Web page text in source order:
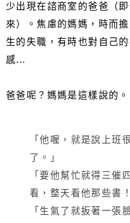
少出現在諮商室的爸爸（
來）。焦慮的媽媽，時而
生的失職，有時也對自己
感...
爸爸呢？媽媽是這樣說的。
「他喔，就是說上班
了。」
「要他幫忙就得三催
看，整天看他那些書！
「生氣了就扳著一張